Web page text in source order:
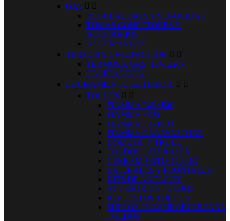
GAS  
REGULADORES Y SEGURIDAD
TOMAS CONECTORES Y
ACCESORIOS
ALARMAS GAS
TERMOS Y CALEFACCION  
TERMOS A GAS, 12V, 220V
CALEFACCION
EQUIPAMIENTO EXTERIOR.  
TOLDOS  
FIAMMA F45 / F40
FIAMMA F80S
FIAMMA F35 PRO
FIAMMA CARAVASTORE
DOMETIC Y TRULE
TOLDOS LATERALES
CERRAMIENTO TOLDO
LATERALES Y FRONTALES
KITS DE ANCLAJES
ACCESORIOS TOLDOS
REPUESTOS TOLDOS
SUELOS TRASPIRABLES PARA
TOLDOS